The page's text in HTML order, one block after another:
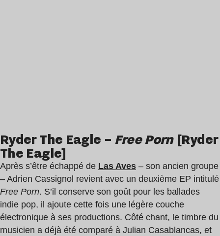
Ryder The Eagle – Free Porn[Ryder
The Eagle]
Après s’être échappé de Las Aves – son ancien groupe
– Adrien Cassignol revient avec un deuxième EP intitulé
Free Porn. S’il conserve son goût pour les ballades
indie pop, il ajoute cette fois une légère couche
électronique à ses productions. Côté chant, le timbre du
musicien a déjà été comparé à Julian Casablancas, et